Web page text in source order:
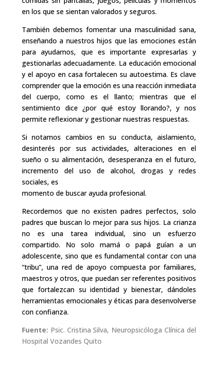
en los que se sientan valorados y seguros.
También debemos fomentar una masculinidad sana,
enseñando a nuestros hijos que las emociones están
para ayudarnos, que es importante expresarlas y
gestionarlas adecuadamente. La educación emocional
y el apoyo en casa fortalecen su autoestima. Es clave
comprender que la emoción es una reacción inmediata
del cuerpo, como es el llanto; mientras que el
sentimiento dice ¿por qué estoy llorando?, y nos
permite reflexionar y gestionar nuestras respuestas.
Si notamos cambios en su conducta, aislamiento,
desinterés por sus actividades, alteraciones en el
sueño o su alimentación, desesperanza en el futuro,
incremento del uso de alcohol, drogas y redes
sociales, es
momento de buscar ayuda profesional.
Recordemos que no existen padres perfectos, solo
padres que buscan lo mejor para sus hijos. La crianza
no es una tarea individual, sino un esfuerzo
compartido. No solo mamá o papá guían a un
adolescente, sino que es fundamental contar con una
“tribu”, una red de apoyo compuesta por familiares,
maestros y otros, que puedan ser referentes positivos
que fortalezcan su identidad y bienestar, dándoles
herramientas emocionales y éticas para desenvolverse
con confianza.
Fuente: Psic. Cristina Silva, Neuropsicóloga Clínica del
Hospital Vozandes Quito